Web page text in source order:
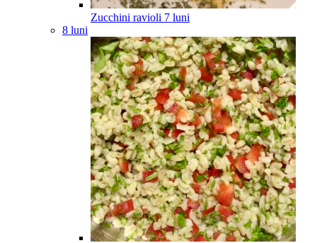
Zucchini ravioli 7 luni
8 luni